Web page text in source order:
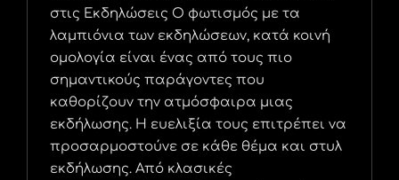
στις Εκδηλώσεις Ο φωτισμός με τα
λαμπιόνια των εκδηλώσεων, κατά κοινή
ομολογία είναι ένας από τους πιο
σημαντικούς παράγοντες που
καθορίζουν την ατμόσφαιρα μιας
εκδήλωσης. Η ευελιξία τους επιτρέπει να
προσαρμοστούνε σε κάθε θέμα και στυλ
εκδήλωσης. Από κλασικές